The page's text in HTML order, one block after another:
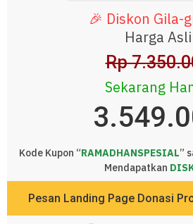
🎉 Diskon Gila-
Harga Asli
Rp
Sekarang
Kode Kupon “RAMADHANSPESIAL”
Mendapatkan
Pesan Landing Page Donasi